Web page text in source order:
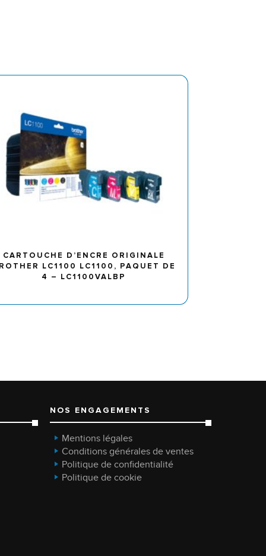
CARTOUCHE D’ENCRE ORIGINALE
LC1100 LC1100, PAQUET DE
4 – LC1100VALBP
NOS ENGAGEMENTS
Mentions légales
Conditions générales de ventes
Politique de confidentialité
Politique de cookie